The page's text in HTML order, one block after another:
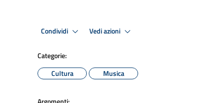
Condividi Vedi azioni
Categorie:
Cultura
Musica